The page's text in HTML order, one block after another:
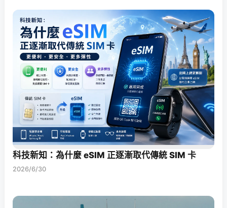
科技新知：為什麼 eSIM 正逐漸取代傳統 SIM 卡
2026/6/30